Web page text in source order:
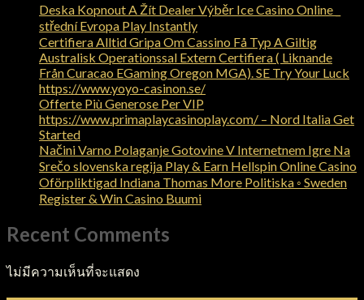
Deska Kopnout A Žít Dealer Výběr Ice Casino Online _
střední Evropa Play Instantly
Certifiera Alltid Gripa Om Cassino Få Typ A Giltig
Australisk Operationssal Extern Certifiera ( Liknande
Från Curacao EGaming Oregon MGA). SE Try Your Luck
https://www.yoyo-casinon.se/
Offerte Più Generose Per VIP
https://www.primaplaycasinoplay.com/ – Nord Italia Get
Started
Načini Varno Polaganje Gotovine V Internetnem Igre Na
Srečo slovenska regija Play & Earn Hellspin Online Casino
Oförpliktigad Indiana Thomas More Politiska ◦ Sweden
Register & Win Casino Buumi
Recent Comments
ไม่มีความเห็นที่จะแสดง